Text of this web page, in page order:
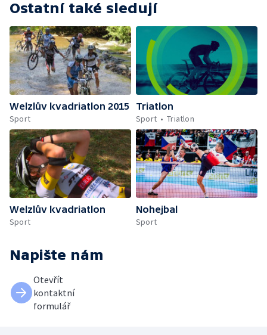
Ostatní také sledují
Welzlův kvadriatlon 2015
Sport
Triatlon
Sport
Triatlon
Welzlův kvadriatlon
Sport
Nohejbal
Sport
Napište nám
Otevřít
kontaktní
formulář